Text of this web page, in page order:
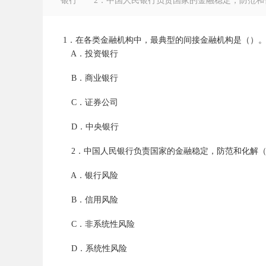
1．在各类金融机构中，最典型的间接金融机构是（）。
A．投资银行
B．商业银行
C．证券公司
D．中央银行
2．中国人民银行负责国家的金融稳定，防范和化解（
A．银行风险
B．信用风险
C．非系统性风险
D．系统性风险